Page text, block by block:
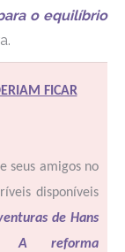
o equilíbrio
FICAR
seus amigos no
disponíveis
de Hans
A reforma